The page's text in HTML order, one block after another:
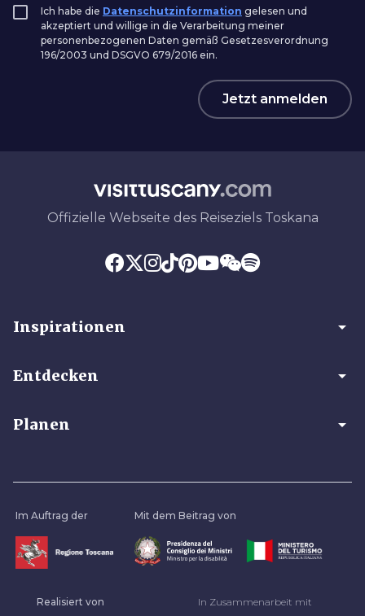
Ich habe die Datenschutzinformation gelesen und
akzeptiert und willige in die Verarbeitung meiner
personenbezogenen Daten gemäß Gesetzesverordnung
196/2003 und DSGVO 679/2016 ein.
Jetzt anmelden
Offizielle Webseite des Reiseziels Toskana
Inspirationen arrow_drop_down
Entdecken arrow_drop_down
Planen arrow_drop_down
Im Auftrag der Mit dem Beitrag von
Realisiert von In Zusammenarbeit mit